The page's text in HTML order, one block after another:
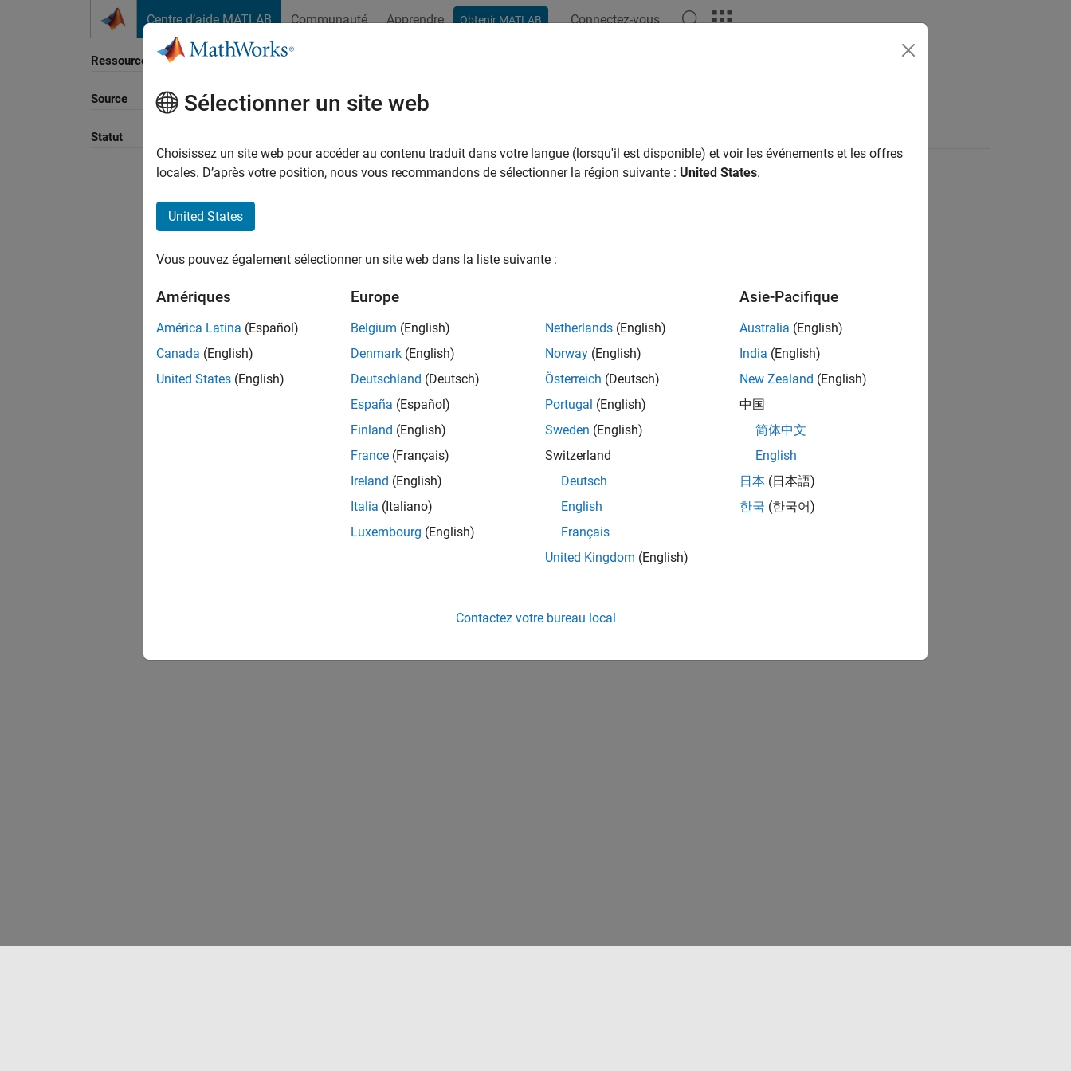
Centre d’aide MATLAB Communauté Apprendre Obtenir MATLAB Connectez-vous
Ressource
Source
Statut
Trier par
Sélectionner un site web
Choisissez un site web pour accéder au contenu traduit dans votre langue (lorsqu'il est disponible) et voir les événements et les offres
locales. D’après votre position, nous vous recommandons de sélectionner la région suivante : United States.
United States
Vous pouvez également sélectionner un site web dans la liste suivante :
Amériques
América Latina (Español)
Canada (English)
United States (English)
Europe
Belgium (English)
Denmark (English)
Deutschland (Deutsch)
España (Español)
Finland (English)
France (Français)
Ireland (English)
Italia (Italiano)
Luxembourg (English)
Netherlands (English)
Norway (English)
Österreich (Deutsch)
Portugal (English)
Sweden (English)
Switzerland
Deutsch
English
Français
United Kingdom (English)
Asie-Pacifique
Australia (English)
India (English)
New Zealand (English)
中国
简体中文
English
日本 (日本語)
한국 (한국어)
Contactez votre bureau local